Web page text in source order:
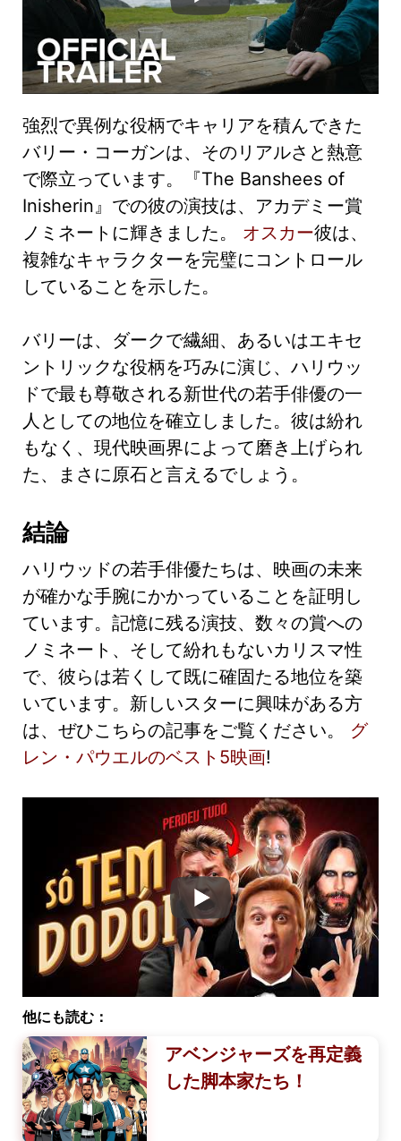
強烈で異例な役柄でキャリアを積んできた
バリー・コーガンは、そのリアルさと熱意
で際立っています。『The Banshees of
Inisherin』での彼の演技は、アカデミー賞
ノミネートに輝きました。 オスカー彼は、
複雑なキャラクターを完璧にコントロール
していることを示した。
バリーは、ダークで繊細、あるいはエキセ
ントリックな役柄を巧みに演じ、ハリウッ
ドで最も尊敬される新世代の若手俳優の一
人としての地位を確立しました。彼は紛れ
もなく、現代映画界によって磨き上げられ
た、まさに原石と言えるでしょう。
結論
ハリウッドの若手俳優たちは、映画の未来
が確かな手腕にかかっていることを証明し
ています。記憶に残る演技、数々の賞への
ノミネート、そして紛れもないカリスマ性
で、彼らは若くして既に確固たる地位を築
いています。新しいスターに興味がある方
は、ぜひこちらの記事をご覧ください。 グ
レン・パウエルのベスト5映画!
他にも読む：
アベンジャーズを再定義
した脚本家たち！